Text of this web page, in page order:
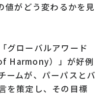
値がどう変わるかを見
グローバルアワード
Harmony）」が好例
ームが、パーパスとバ
を策定し、その目標